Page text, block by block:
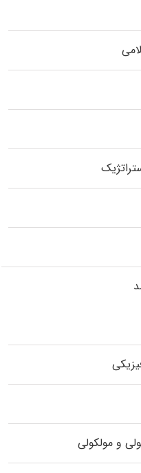
و مولکولی